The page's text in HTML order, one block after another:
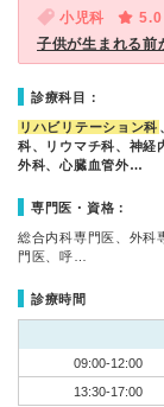
小児科
5.0
子供が生まれる前
診療科目：
リハビリテーション科
科、リウマチ科、神経
外科、心臓血管外…
専門医・資格：
総合内科専門医、外科
門医、呼…
診療時間
09:00-12:00
13:30-17:00